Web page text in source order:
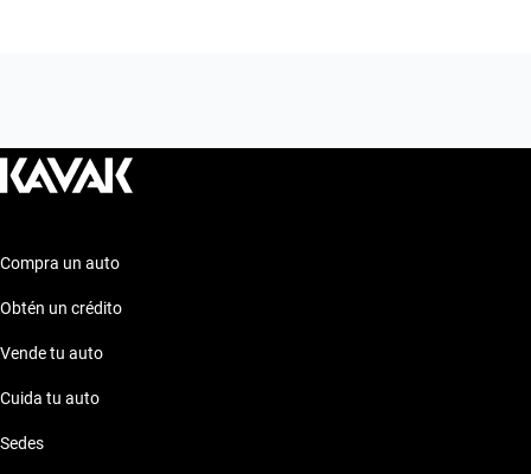
Compra un auto
Obtén un crédito
Vende tu auto
Cuida tu auto
Sedes